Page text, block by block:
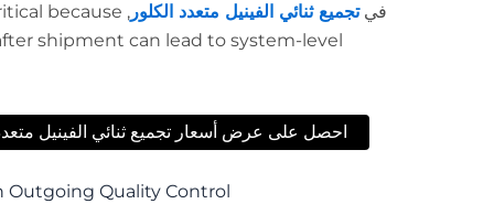
فيتجميع ثنائي الفينيل متعدد الكلور
because
shipment can lead to system-level
احصل على عرض أسعار تجميع ثنائي الفينيل
Outgoing Quality Control